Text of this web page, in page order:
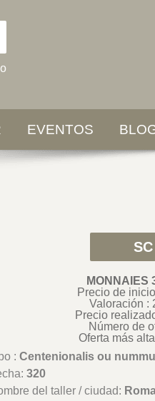
EVENTOS
SC
MONNAIES
Precio de
Valoración :
Precio
Número de
Oferta más
:Centenionalis ou
320
del taller / ciudad: